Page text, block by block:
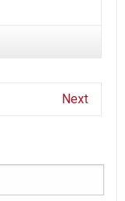
Next